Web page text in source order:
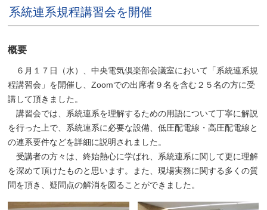
系統連系規程講習会を開催
概要
６月１７日（水）、中央電気倶楽部会議室において「系統連系規
程講習会」を開催し、Zoomでの出席者９名を含む２５名の方に受
講して頂きました。
講習会では、系統連系を理解するための用語について丁寧に解説
を行った上で、系統連系に必要な設備、低圧配電線・高圧配電線と
の連系要件などを詳細に説明されました。
受講者の方々は、終始熱心に学ばれ、系統連系に関して更に理解
を深めて頂けたものと思います。また、現場実務に関する多くの質
問を頂き、疑問点の解消を図ることができました。